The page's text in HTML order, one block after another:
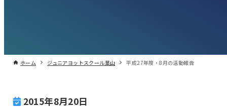
ホーム ジュニアヨットスクール葉山 平成27年度・8月の活動報告
2015年8月20日